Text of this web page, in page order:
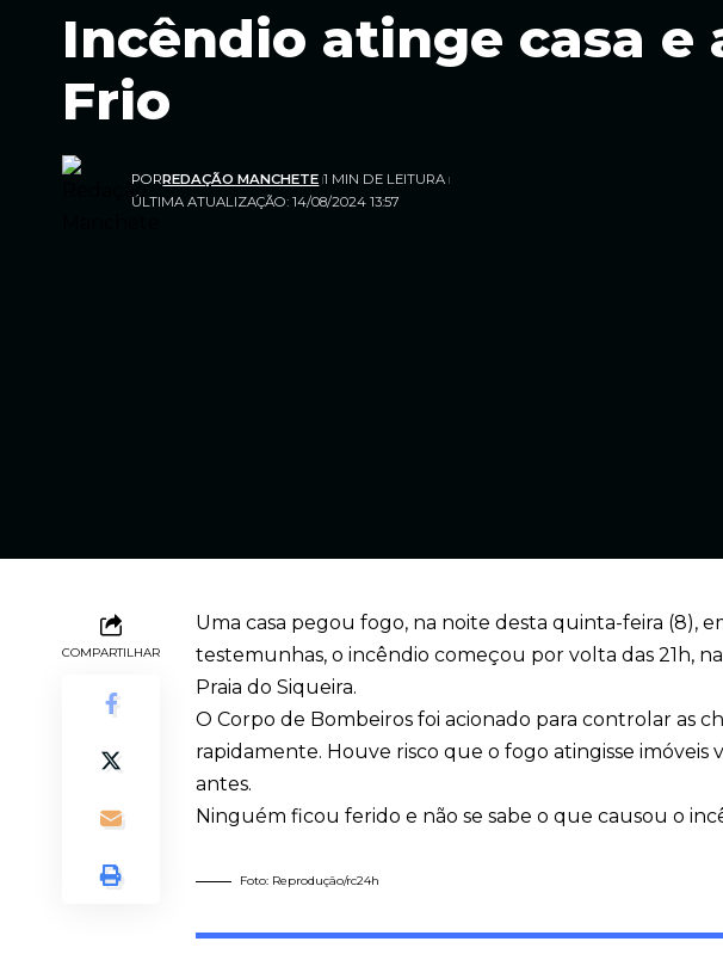
Incêndio atinge casa e
Frio
ÚLTIMA ATUALIZAÇÃO: 14/08/2024 13:57
PORREDAÇÃO MANCHETE 1 MIN DE LEITURA
COMPARTILHAR
Uma casa pegou fogo, na noite desta quinta-feira (8),
testemunhas, o incêndio começou por volta das 21h,
Praia do Siqueira.
O Corpo de Bombeiros foi acionado para controlar as
rapidamente. Houve risco que o fogo atingisse imóveis
antes.
Ninguém ficou ferido e não se sabe o que causou o
Foto: Reprodução/rc24h